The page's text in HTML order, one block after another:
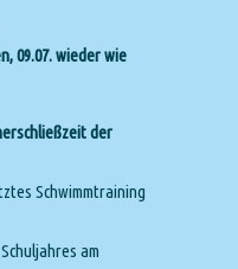
09.07. wieder wie
der
Schwimmtraining
am